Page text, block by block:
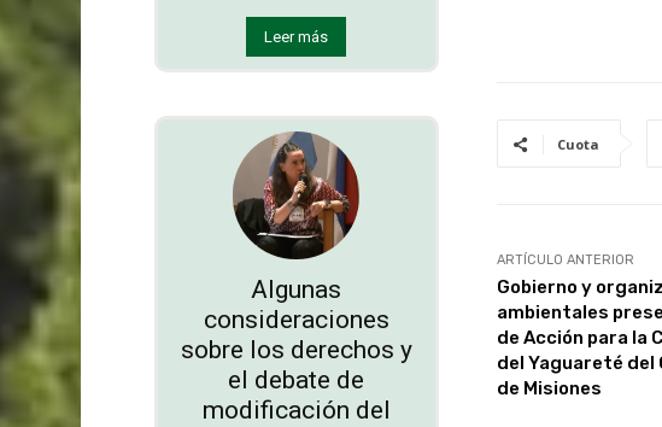
Leer más
Algunas
consideraciones
sobre los derechos y
el debate de
modificación del
Cuota
ARTÍCULO ANTERIOR
Gobierno y
ambientales
de Acción para la
del Yaguareté del
de Misiones